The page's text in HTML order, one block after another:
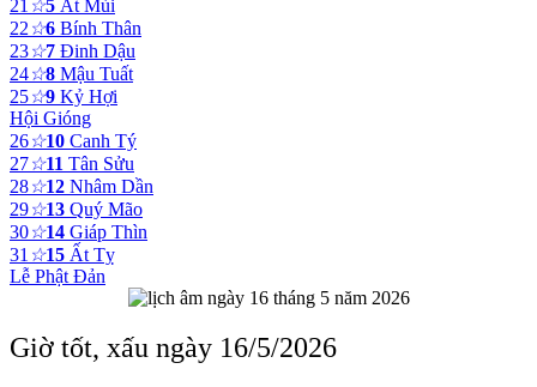
21 ☆5 Ất Mùi
22 ☆6 Bính Thân
23☆7 Đinh Dậu
24☆8 Mậu Tuất
25☆9 Kỷ Hợi
Hội Gióng
26☆10 Canh Tý
27☆11 Tân Sửu
28☆12 Nhâm Dần
29☆13 Quý Mão
30☆14 Giáp Thìn
31 ☆15 Ất Tỵ
Lễ Phật Đản
Giờ tốt, xấu ngày 16/5/2026